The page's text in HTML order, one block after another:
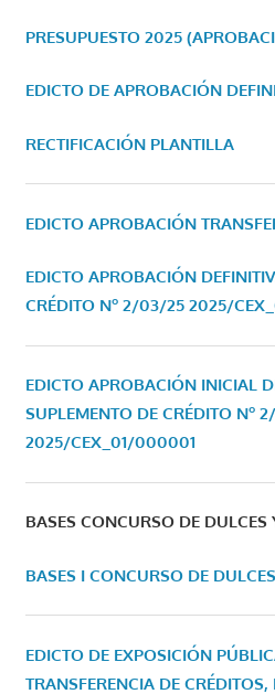
PRESUPUESTO 2025
EDICTO DE APROBACIÓN
RECTIFICACIÓN PLANTILLA
EDICTO APROBACIÓN
EDICTO APROBACIÓN
CRÉDITO Nº 2/03/25 2025/
EDICTO APROBACIÓN INICIAL
SUPLEMENTO DE CRÉDITO Nº
2025/CEX_01/000001
BASES CONCURSO DE DULCES
BASES I CONCURSO DE
EDICTO DE EXPOSICIÓN
TRANSFERENCIA DE